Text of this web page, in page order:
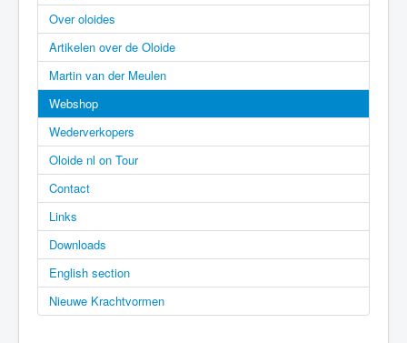
Over oloides
Artikelen over de Oloide
Martin van der Meulen
Webshop
Wederverkopers
Oloide nl on Tour
Contact
Links
Downloads
English section
Nieuwe Krachtvormen